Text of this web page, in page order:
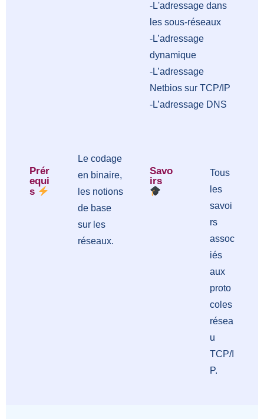
-L'adressage dans
les sous-réseaux
-L’adressage
dynamique
-L’adressage
Netbios sur TCP/IP
-L’adressage DNS
Prér
equi
s
Le codage
en binaire,
les notions
de base
sur les
réseaux.
Savo
irs
Tous
les
savoi
rs
assoc
iés
aux
proto
coles
résea
u
TCP/I
P.